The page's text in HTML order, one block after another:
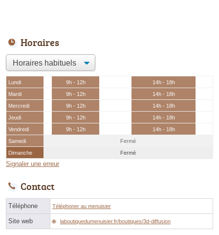
Horaires
Lundi 9h - 12h
14h - 18h
Mardi
9h - 12h
14h - 18h
Mercredi
9h - 12h
14h - 18h
Jeudi
9h - 12h
14h - 18h
Vendredi
9h - 12h
14h - 18h
Samedi
Fermé
Dimanche
Fermé
Signaler une erreur
Contact
Téléphone Téléphoner au menuisier
Site web laboutiquedumenuisier.fr/boutiques/3d-diffusion